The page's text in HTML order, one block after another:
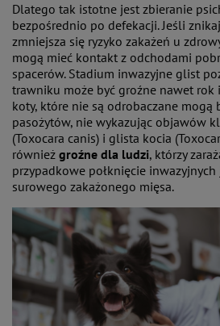
Dlatego tak istotne jest zbieranie
bezpośrednio po defekacji. Jeśli
zmniejsza się ryzyko zakażeń u
mogą mieć kontakt z odchodami
spacerów. Stadium inwazyjne glist
trawniku może być groźne nawet rok i
koty, które nie są odrobaczane mogą
pasożytów, nie wykazując objawów
(Toxocara canis) i glista kocia
również groźne dla ludzi, którzy
przypadkowe połknięcie
surowego zakażonego mięsa.